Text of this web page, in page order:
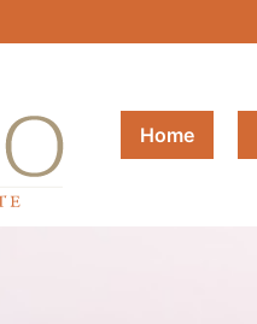
Home